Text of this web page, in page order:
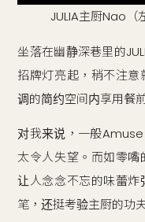
JULIA主厨Nao（
坐落在幽静深巷里的
招牌灯亮起，稍不注
调的简约空间内享用餐
对我来说，一般
太令人失望。而如零
让人念念不忘的味蕾
笔，还挺考验主厨的功